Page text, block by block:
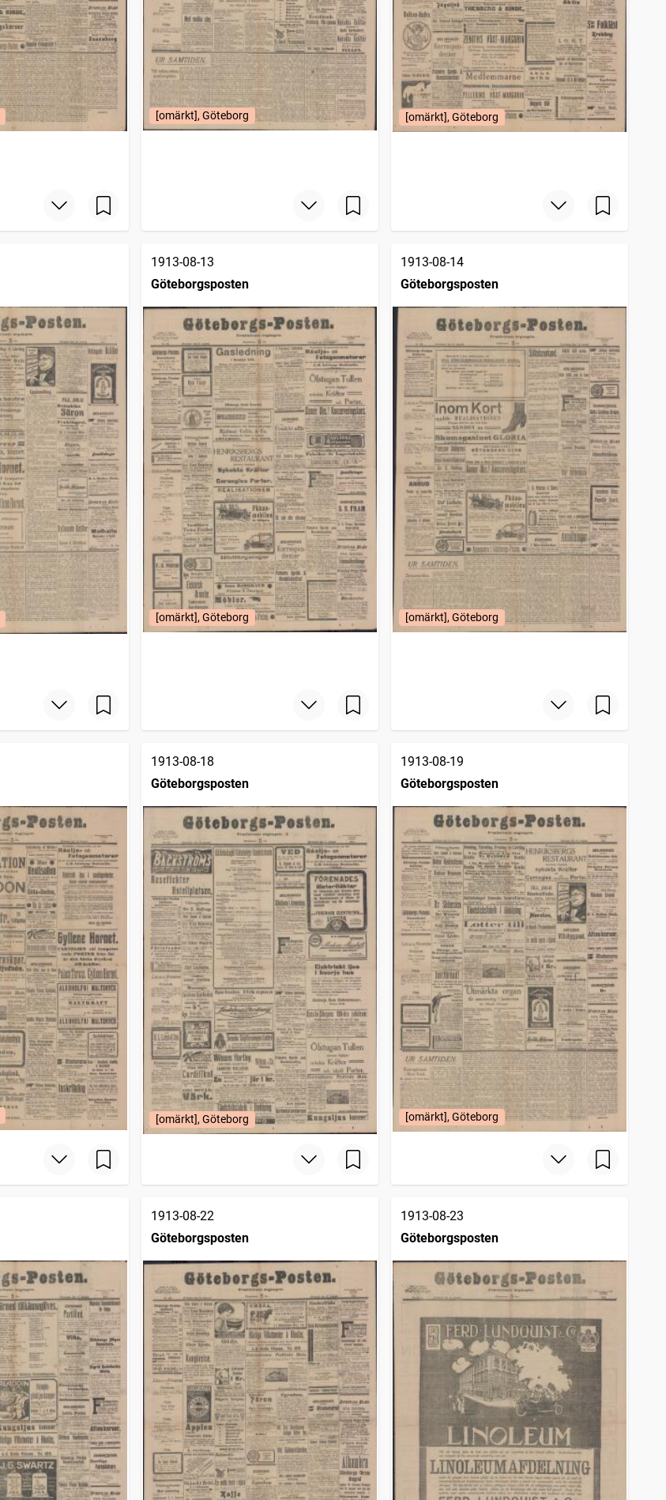
[omärkt], Göteborg [omärkt], Göteborg
1913-08-13
Göteborgsposten
[omärkt], Göteborg
1913-08-14
Göteborgsposten
[omärkt], Göteborg
1913-08-18
Göteborgsposten
[omärkt], Göteborg
1913-08-19
Göteborgsposten
[omärkt], Göteborg
1913-08-22
Göteborgsposten
1913-08-23
Göteborgsposten